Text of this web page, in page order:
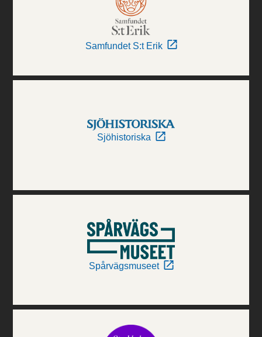
Samfundet S:t Erik
Sjöhistoriska
Spårvägsmuseet